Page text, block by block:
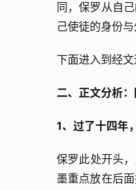
同，保罗从自
己使徒的身份
下面进入到经文
二、正文分析
1、过了十四年
保罗此处开头
墨重点放在后